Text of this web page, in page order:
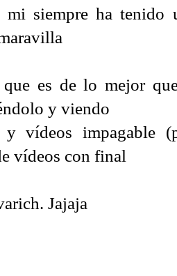
mi siempre ha tenido
que es de lo mejor
y viendo
y vídeos impagable
vídeos con final
Jajaja